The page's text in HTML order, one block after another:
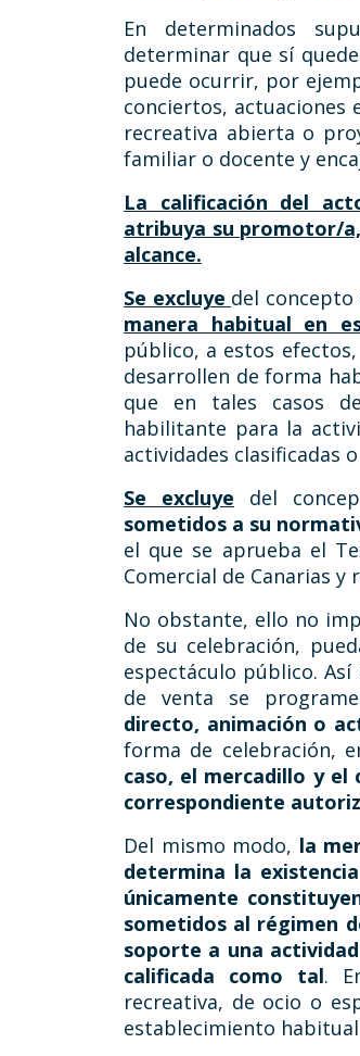
En determinados
determinar que sí
puede ocurrir, por
conciertos, actuaciones
recreativa abierta o
familiar o docente y
La calificación del
atribuya su promotor/
alcance.
Se excluye del concepto
manera habitual en
público, a estos
desarrollen de forma
que en tales casos
habilitante para la
actividades clasificadas
Se excluye del
sometidos a su
el que se aprueba el
Comercial de Canarias y
No obstante, ello no
de su celebración,
espectáculo público.
de venta se
directo, animación o
forma de celebración,
caso, el mercadillo y
correspondiente
Del mismo modo, la
determina la
únicamente
sometidos al régimen
soporte a una
calificada como tal.
recreativa, de ocio o
establecimiento